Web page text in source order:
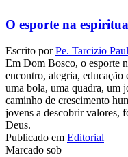
O esporte na
Escrito porPe. Tarcizio
Em Dom Bosco, o esporte
encontro, alegria, educação
uma bola, uma quadra, um
caminho de crescimento
jovens a descobrir valores,
Deus.
Publicado em Editorial
Marcado sob